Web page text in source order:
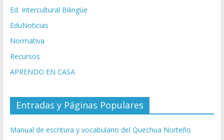
Ed. Intercultural Bilingüe
EduNoticias
Normativa
Recursos
APRENDO EN CASA
Entradas y Páginas Populares
Manual de escritura y vocabulario del Quechua Norteño